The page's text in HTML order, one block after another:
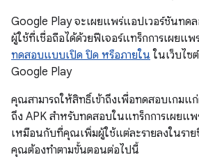
Google Play จะเผยแพร่แอปเวอร์ชันทด
ผู้ใช้ที่เชื่อถือได้ด้วยฟีเจอร์แทร็กการเผยแพ
ทดสอบแบบเปิด ปิด หรือภายใน ในเว็บไซ
Google Play
คุณสามารถให้สิทธิ์เข้าถึงเพื่อทดสอบเกมแ
ถึง APK สำหรับทดสอบในแทร็กการเผยแ
เหมือนกับที่คุณเพิ่มผู้ใช้แต่ละรายลงในรา
คุณต้องทำตามขั้นตอนต่อไปนี้